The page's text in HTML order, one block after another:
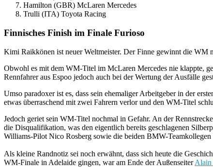
Hamilton (GBR) McLaren Mercedes
Trulli (ITA) Toyota Racing
Finnisches Finish im Finale Furioso
Kimi Raikkönen ist neuer Weltmeister. Der Finne gewinnt die WM
Obwohl es mit dem WM-Titel im McLaren Mercedes nie klappte,
Rennfahrer aus Espoo jedoch auch bei der Wertung der Ausfälle
Umso paradoxer ist es, dass sein ehemaliger Arbeitgeber in der
etwas überraschend mit zwei Fahrern verlor und den WM-Titel
Jedoch geriet sein WM-Titel nochmal in Gefahr. An der
die Disqualifikation, was den eigentlich bereits geschlagenen
Williams-Pilot Nico Rosberg sowie die beiden BMW-
Als kleine Randnotiz sei noch erwähnt, dass sich heute die
WM-Finale in Adelaide gingen, war am Ende der AußenseiterAlain